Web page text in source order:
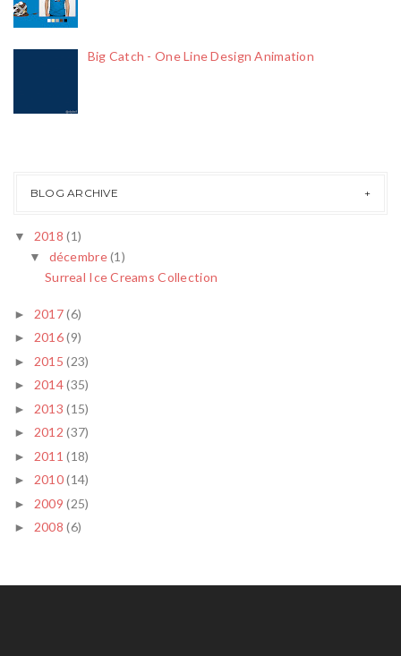
Big Catch - One Line Design Animation
BLOG ARCHIVE
▼ 2018 (1)
▼ décembre(1)
Surreal Ice Creams Collection
► 2017(6)
► 2016(9)
► 2015 (23)
► 2014(35)
► 2013 (15)
► 2012 (37)
► 2011 (18)
► 2010(14)
► 2009 (25)
► 2008 (6)